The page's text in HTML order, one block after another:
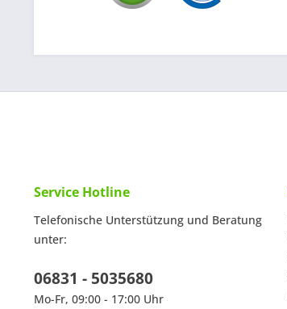
Service Hotline
Telefonische Unterstützung und Beratung
unter:
06831 - 5035680
Mo-Fr, 09:00 - 17:00 Uhr